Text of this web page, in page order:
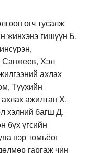
өгч тусалж
жинхэнэ гишүүн Б.
Санжеев, Хэл
ахлах
Түүхийн
ажилтан X.
хэлний багш Д.
бүх үгсийн
нэр томьёог
гаргаж чин